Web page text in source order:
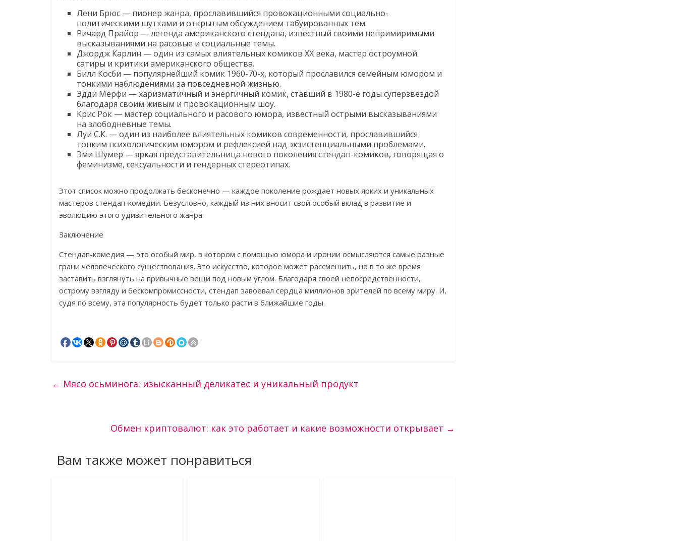
Лени Брюс — пионер жанра, прославившийся провокационными социально-
политическими шутками и открытым обсуждением табуированных тем.
Ричард Прайор — легенда американского стендапа, известный своими непримиримыми
высказываниями на расовые и социальные темы.
Джордж Карлин — один из самых влиятельных комиков XX века, мастер остроумной
сатиры и критики американского общества.
Билл Косби — популярнейший комик 1960-70-х, который прославился семейным юмором и
тонкими наблюдениями за повседневной жизнью.
Эдди Мёрфи — харизматичный и энергичный комик, ставший в 1980-е годы суперзвездой
благодаря своим живым и провокационным шоу.
Крис Рок — мастер социального и расового юмора, известный острыми высказываниями
на злободневные темы.
Луи С.К. — один из наиболее влиятельных комиков современности, прославившийся
тонким психологическим юмором и рефлексией над экзистенциальными проблемами.
Эми Шумер — яркая представительница нового поколения стендап-комиков, говорящая о
феминизме, сексуальности и гендерных стереотипах.
Этот список можно продолжать бесконечно — каждое поколение рождает новых ярких и уникальных
мастеров стендап-комедии. Безусловно, каждый из них вносит свой особый вклад в развитие и
эволюцию этого удивительного жанра.
Заключение
Стендап-комедия — это особый мир, в котором с помощью юмора и иронии осмысляются самые разные
грани человеческого существования. Это искусство, которое может рассмешить, но в то же время
заставить взглянуть на привычные вещи под новым углом. Благодаря своей непосредственности,
острому взгляду и бескомпромиссности, стендап завоевал сердца миллионов зрителей по всему миру. И,
судя по всему, эта популярность будет только расти в ближайшие годы.
← Мясо осьминога: изысканный деликатес и уникальный продукт
Обмен криптовалют: как это работает и какие возможности открывает →
Вам также может понравиться